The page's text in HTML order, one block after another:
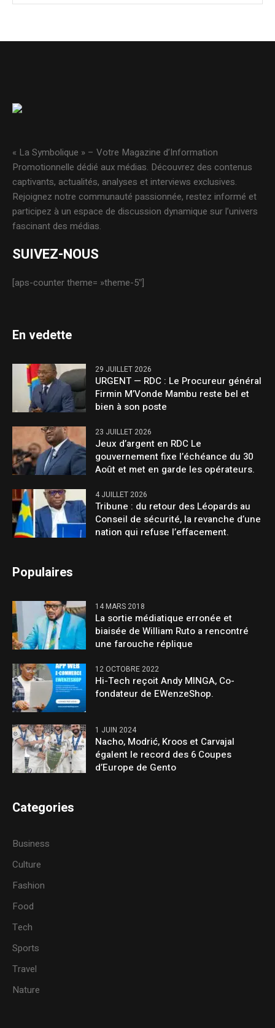
« La Symbolique » – Votre Magazine d’Information
Promotionnelle dédié aux médias. Découvrez des contenus
captivants, actualités, analyses et interviews exclusives.
Rejoignez notre communauté passionnée, restez informé et
participez à un espace de discussion dynamique sur l’univers
fascinant des médias.
SUIVEZ-NOUS
[aps-counter theme= »theme-5″]
En vedette
29 JUILLET 2026
URGENT — RDC : Le Procureur général
Firmin M’Vonde Mambu reste bel et
bien à son poste
23 JUILLET 2026
Jeux d’argent en RDC Le
gouvernement fixe l’échéance du 30
Août et met en garde les opérateurs.
4 JUILLET 2026
Tribune : du retour des Léopards au
Conseil de sécurité, la revanche d’une
nation qui refuse l’effacement.
Populaires
14 MARS 2018
La sortie médiatique erronée et
biaisée de William Ruto a rencontré
une farouche réplique
12 OCTOBRE 2022
Hi-Tech reçoit Andy MINGA, Co-
fondateur de EWenzeShop.
1 JUIN 2024
Nacho, Modrić, Kroos et Carvajal
égalent le record des 6 Coupes
d’Europe de Gento
Categories
Business
Culture
Fashion
Food
Tech
Sports
Travel
Nature